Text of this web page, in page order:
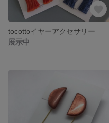
tocottoイヤーアクセサリー
展示中